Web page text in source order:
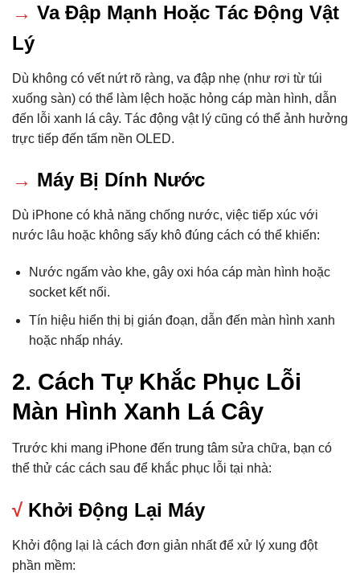
→ Va Đập Mạnh Hoặc Tác Động Vật
Lý
Dù không có vết nứt rõ ràng, va đập nhẹ (như rơi từ túi
xuống sàn) có thể làm lệch hoặc hỏng cáp màn hình, dẫn
đến lỗi xanh lá cây. Tác động vật lý cũng có thể ảnh hưởng
trực tiếp đến tấm nền OLED.
→ Máy Bị Dính Nước
Dù iPhone có khả năng chống nước, việc tiếp xúc với
nước lâu hoặc không sấy khô đúng cách có thể khiến:
Nước ngấm vào khe, gây oxi hóa cáp màn hình hoặc
socket kết nối.
Tín hiệu hiển thị bị gián đoạn, dẫn đến màn hình xanh
hoặc nhấp nháy.
2. Cách Tự Khắc Phục Lỗi
Màn Hình Xanh Lá Cây
Trước khi mang iPhone đến trung tâm sửa chữa, bạn có
thể thử các cách sau để khắc phục lỗi tại nhà:
√ Khởi Động Lại Máy
Khởi động lại là cách đơn giản nhất để xử lý xung đột
phần mềm: